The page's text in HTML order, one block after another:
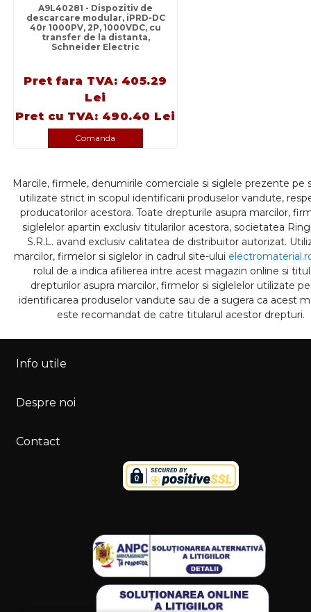
A9L40281 - Dispozitiv de
descarcare modular, iPRD-DC
40r 1000PV, 2P, 1000VDC, cu
transfer de la distanta,
Schneider Electric
Pret fara TVA: 405.29
Lei
Pret cu TVA: 490.40 Lei
Comanda
Marcile, firmele, denumirile comerciale si siglele prezente pe
utilizate strict in scopul identificarii produselor vandute,
producatorilor acestora. Toate drepturile asupra marcilor,
siglelelor apartin exclusiv titularilor acestora, societatea
S.R.L. avand exclusiv calitatea de distribuitor autorizat.
marcilor, firmelor si siglelor in cadrul site-ului
rolul de a indica afilierea intre acest magazin online si
drepturilor asupra marcilor, firmelor si siglelelor utilizate
identificarea produselor vandute sau de a sugera ca acest
este recomandat de catre titularul acestor drepturi.
Info utile
Despre noi
Contact